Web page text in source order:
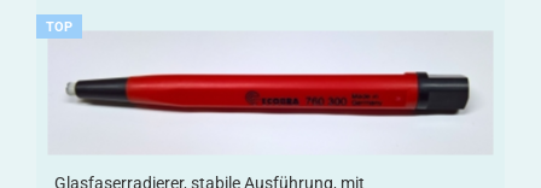
TOP
Glasfaserradierer, stabile Ausführung, mit